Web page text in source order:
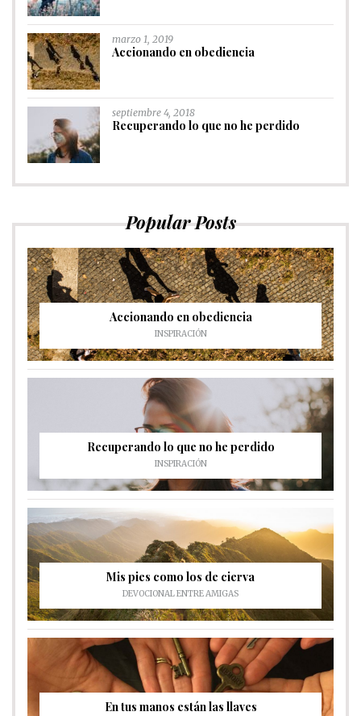
marzo 1, 2019
Accionando en obediencia
septiembre 4, 2018
Recuperando lo que no he perdido
Popular Posts
Accionando en obediencia
INSPIRACIÓN
Recuperando lo que no he perdido
INSPIRACIÓN
Mis pies como los de cierva
DEVOCIONAL ENTRE AMIGAS
En tus manos están las llaves